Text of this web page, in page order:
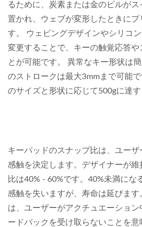
るために、炭素または金のピルが
置かれ、ウェブが変形したときにプ
す。 ウェビングデザインやシリコ
変更することで、キーの触覚応答や
とが可能です。 異常なキー形状は
のストロークは最大3mmまで可能
のサイズと形状に応じて500gに達す
キーパッドのスナップ比は、ユー
感触を決定します。デザイナーが
比は40% - 60%です。40%未満にな
感触を失いますが、寿命は延びま
は、ユーザーがアクチュエーション
ードバックを受け取らないことを意